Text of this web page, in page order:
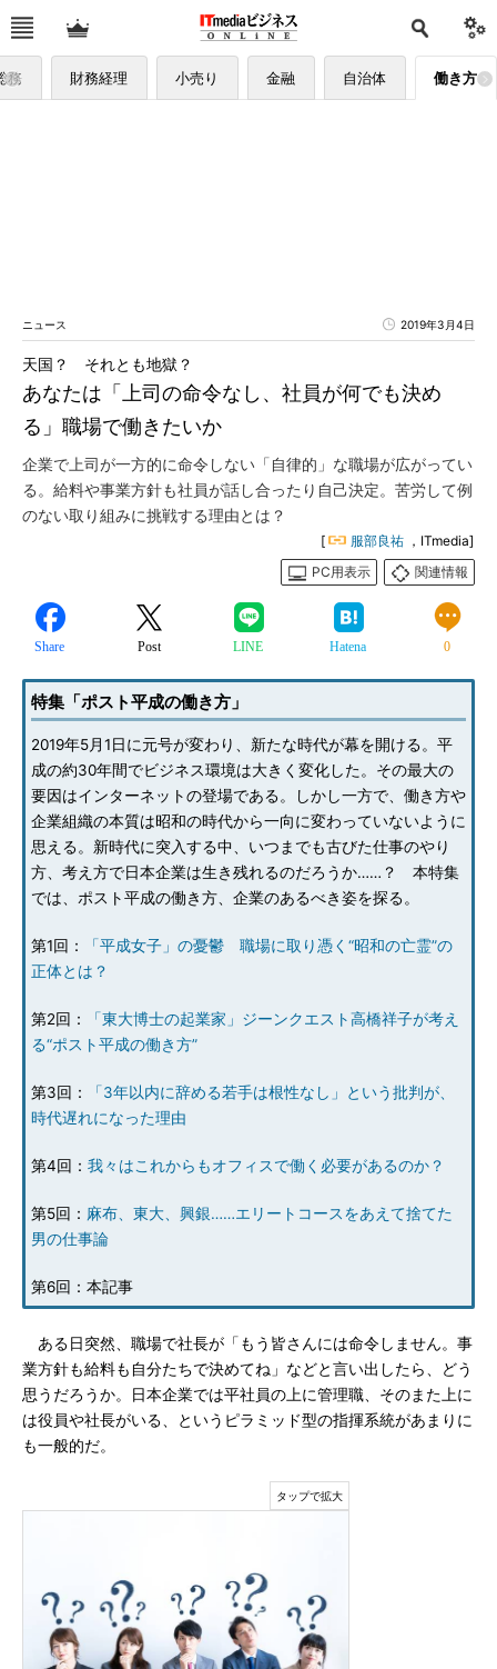
務 財務経理 小売り 金融 自治体 働き方
ニュース 2019年3月4日
あなたは「上司の命令なし、社員が何でも決め
る」職場で働きたいか
天国？ それとも地獄？
企業で上司が一方的に命令しない「自律的」な職場が広がってい
る。給料や事業方針も社員が話し合ったり自己決定。苦労して例
のない取り組みに挑戦する理由とは？
[ 服部良祐 ，ITmedia]
PC用表示
関連情報
Share Post LINE Hatena 0
特集「ポスト平成の働き方」
2019年5月1日に元号が変わり、新たな時代が幕を開ける。平
成の約30年間でビジネス環境は大きく変化した。その最大の
要因はインターネットの登場である。しかし一方で、働き方や
企業組織の本質は昭和の時代から一向に変わっていないように
思える。新時代に突入する中、いつまでも古びた仕事のやり
方、考え方で日本企業は生き残れるのだろうか……？ 本特集
では、ポスト平成の働き方、企業のあるべき姿を探る。
第1回：
「平成女子」の憂鬱 職場に取り憑く“昭和の亡霊”の
正体とは？
第2回：
「東大博士の起業家」ジーンクエスト高橋祥子が考え
る“ポスト平成の働き方”
第3回：
「3年以内に辞める若手は根性なし」という批判が、
時代遅れになった理由
第4回： 我々はこれからもオフィスで働く必要があるのか？
第5回： 麻布、東大、興銀……エリートコースをあえて捨てた
男の仕事論
第6回：本記事
ある日突然、職場で社長が「もう皆さんには命令しません。事
業方針も給料も自分たちで決めてね」などと言い出したら、どう
思うだろうか。日本企業では平社員の上に管理職、そのまた上に
は役員や社長がいる、というピラミッド型の指揮系統があまりに
も一般的だ。